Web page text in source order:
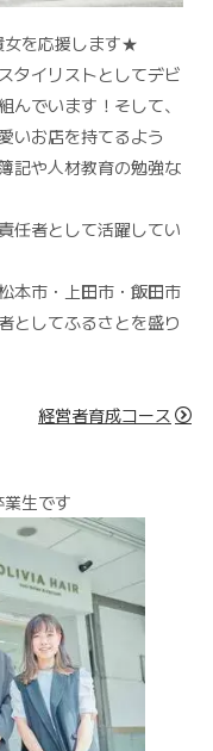
を応援します★
タイリストとしてデビ
んでいます！そして、
いお店を持てるよう
記や人材教育の勉強な
任者として活躍してい
本市・上田市・飯田市
としてふるさとを盛り
経営者育成コース
業生です